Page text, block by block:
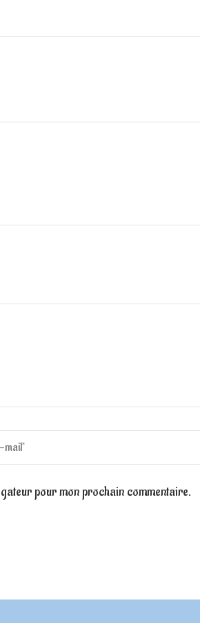
pour mon prochain commentaire.